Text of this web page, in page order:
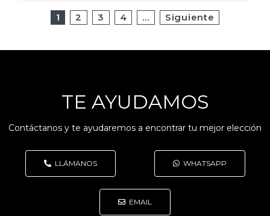
1 2 3 4 … Siguiente
TE AYUDAMOS
Contáctanos y te ayudaremos a encontrar tu mejor elección
LLÁMANOS WHATSAPP
EMAIL